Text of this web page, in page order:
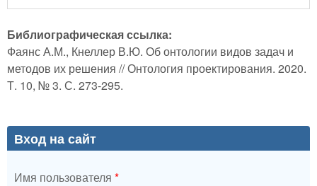
Библиографическая ссылка:
Фаянс А.М., Кнеллер В.Ю. Об онтологии видов задач и
методов их решения // Онтология проектирования. 2020.
Т. 10, № 3. С. 273-295.
Вход на сайт
Имя пользователя *